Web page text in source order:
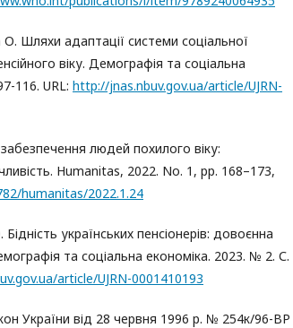
О. Шляхи адаптації системи соціальної
віку. Демографія та соціальна
116. URL: http://jnas.nbuv.gov.ua/article/UJRN-
людей похилого віку:
Humanitas, 2022. No. 1, pp. 168–173,
humanitas/2022.1.24
українських пенсіонерів: довоєнна
та соціальна економіка. 2023. № 2. С.
article/UJRN-0001410193
України від 28 червня 1996 р. № 254к/96-ВР